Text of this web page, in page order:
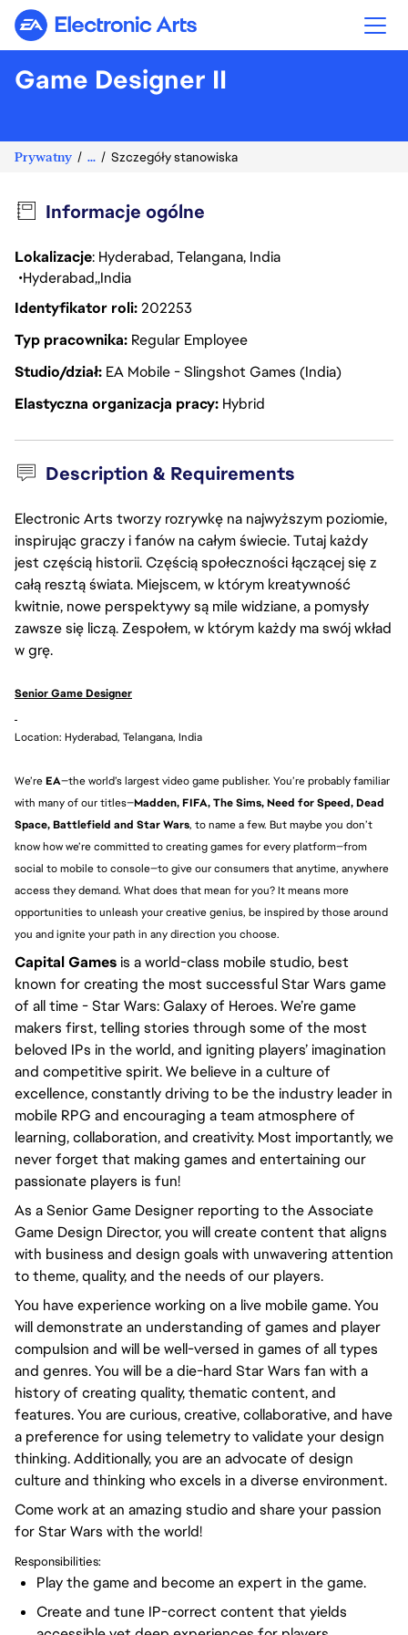
Electronic Arts
Game Designer II
Prywatny ... Szczegóły stanowiska
Informacje ogólne
Lokalizacje: Hyderabad, Telangana, India
Hyderabad India
Identyfikator roli202253
Typ pracownika Regular Employee
Studio/dział EA Mobile - Slingshot Games (India)
Elastyczna organizacja pracy Hybrid
Description & Requirements
Electronic Arts tworzy rozrywkę na najwyższym poziomie,
inspirując graczy i fanów na całym świecie. Tutaj każdy
jest częścią historii. Częścią społeczności łączącej się z
całą resztą świata. Miejscem, w którym kreatywność
kwitnie, nowe perspektywy są mile widziane, a pomysły
zawsze się liczą. Zespołem, w którym każdy ma swój wkład
w grę.
Senior Game Designer
Location: Hyderabad, Telangana, India
We’reEA—the world’s largest video game publisher. You’re probably familiar
with many of our titles—Madden, FIFA, The Sims, Need for Speed, Dead
Space, Battlefield and Star Wars, to name a few. But maybe you don’t
know how we’re committed to creating games for every platform—from
social to mobile to console—to give our consumers that anytime, anywhere
access they demand. What does that mean for you? It means more
opportunities to unleash your creative genius, be inspired by those around
you and ignite your path in any direction you choose.
Capital Gamesis a world-class mobile studio, best
known for creating the most successful Star Wars game
of all time - Star Wars: Galaxy of Heroes. We’re game
makers first, telling stories through some of the most
beloved IPs in the world, and igniting players’ imagination
and competitive spirit. We believe in a culture of
excellence, constantly driving to be the industry leader in
mobile RPG and encouraging a team atmosphere of
learning, collaboration, and creativity. Most importantly, we
never forget that making games and entertaining our
passionate players is fun!
As a Senior Game Designer reporting to the Associate
Game Design Director, you will create content that aligns
with business and design goals with unwavering attention
to theme, quality, and the needs of our players.
You have experience working on a live mobile game. You
will demonstrate an understanding of games and player
compulsion and will be well-versed in games of all types
and genres. You will be a die-hard Star Wars fan with a
history of creating quality, thematic content, and
features. You are curious, creative, collaborative, and have
a preference for using telemetry to validate your design
thinking. Additionally, you are an advocate of design
culture and thinking who excels in a diverse environment.
Come work at an amazing studio and share your passion
for Star Wars with the world!
Responsibilities:
Play the game and become an expert in the game.
Create and tune IP-correct content that yields